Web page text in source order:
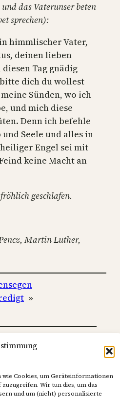
Cookies, um Geräteinformationen
Wir tun dies, um das
und um (nicht) personalisierte
das Vaterunser beten
sprechen):
himmlischer Vater,
deinen lieben
Tag gnädig
dich du wollest
Sünden, wo ich
und mich diese
Denn ich befehle
Seele und alles in
Engel sei mit
keine Macht an
geschlafen.
Martin Luther,
»
15/08/2024